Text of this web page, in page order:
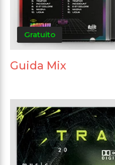
Gratuito
Guida Mix